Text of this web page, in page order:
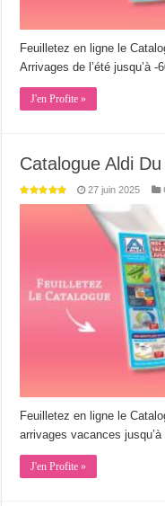
Feuilletez en ligne le
Arrivages de l’été jusqu’à -
J'en Profite »
Catalogue Aldi
27 juin 2025
Feuilletez en ligne le
arrivages vacances
J'en Profite »